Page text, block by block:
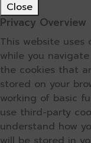
Close
Privacy Overview
This website uses
while you
the cookies that
stored on your
working of basic
use third-party
understand how